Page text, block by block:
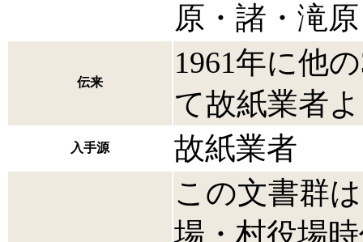
原・諸・滝
伝来
1961年に他
て故紙業者
入手源
故紙業者
この文書群
場・村役場